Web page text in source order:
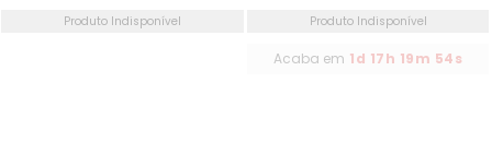
Produto Indisponível Produto Indisponível
Acaba em 1d 17h 19m 54s